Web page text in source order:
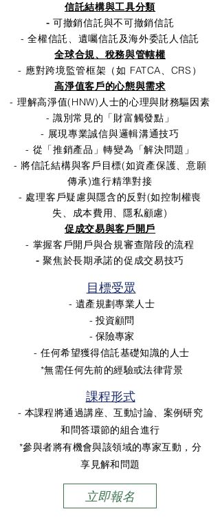
信託結構與工具分類
- 可撤銷信託與不可撤銷信託
- 全權信託、遺囑信託及海外委託人信託
全球合規、稅務與管轄權
- 應對跨境監管框架（如 FATCA、CRS）
高淨值客戶的心態與需求
- 理解高淨值(HNW)人士的心理與財務驅因素
- 識別常見的「財富觸發點」
- 展現專業誠信與邏輯溝通技巧
- 從「推銷產品」轉變為「解決問題」
- 將信託結構與客戶目標(如資產保護、意願
傳承)進行精準對接
- 處理客戶疑慮與隱含的反對(如控制權喪
失、成本費用、隱私顧慮)
促成交易與客戶開戶
- 掌握客戶開戶與合規審查階段的流程
-聚焦於長期承諾的促成交易技巧
目標受眾
- 遺產規劃專業人士
- 投資顧問
- 保險專家
- 任何希望獲得信託基礎知識的人士
*無需任何先前的經驗或法律背景
課程形式
- 本課程將通過講座、互動討論、案例研究
和問答環節的組合進行
*參與者將有機會與該領域的專家互動，分
享見解和問題
立即報名